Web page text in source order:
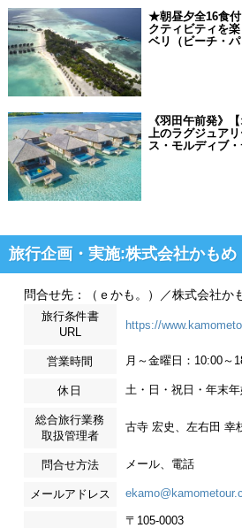
★朝昼夕全16食
クティビティを
ベリ（ビーチ・
《羽田午前発》
上のラグジュア
ス・モルディブ
旅行企画・実施:株式会社かもめ
問合せ先：（ｅかも。）／株式会社か
旅行条件書
URL
https://
営業時間 月～金曜日：10:00～
休日 土・日・祝日・年末
総合旅行業務
取扱管理者
古寺 宏史、左右田 幸
問合せ方法 メール、電話
メールアドレス
〒105-0003